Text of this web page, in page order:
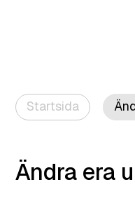
Startsida
Ändra era